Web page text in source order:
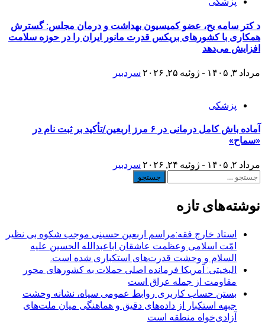
د کتر سامه یح، عضو کمیسیون بهداشت و درمان مجلس: گسترش
همکاری با کشورهای بریکس قدرت مانور ایران را در حوزه سلامت
افزایش می‌دهد
مرداد ۳, ۱۴۰۵ - ژوئیه ۲۵, ۲۰۲۶ سردبیر
پزشکی
آماده باش کامل درمانی در ۶ مرز اربعین/تأکید بر ثبت نام در
«سماح»
مرداد ۲, ۱۴۰۵ - ژوئیه ۲۴, ۲۰۲۶
سردبیر
جستجو
نوشته‌های تازه
استاد خارج فقه:مراسم اربعین حسینی موجب شکوه بی نظیر
امّت اسلامی وعظمت عاشقان اباعبدالله الحسین علیه
السلام و وحشت قدرت‌های استکباری شده است.
البخیتی: آمریکا فرمانده اصلی حملات به کشورهای محور
مقاومت از جمله عراق است
بستن حساب کاربری روابط عمومی سپاه، نشانه‌ وحشت
جبهه استکبار از داده‌های دقیق و هماهنگی میان ملت‌های
آزادی‌خواه منطقه است